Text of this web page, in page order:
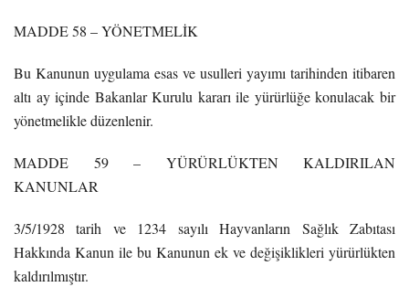
MADDE 58 – YÖNETMELİK
Bu Kanunun uygulama esas ve usulleri yayımı tarihinden itibaren
altı ay içinde Bakanlar Kurulu kararı ile yürürlüğe konulacak bir
yönetmelikle düzenlenir.
MADDE 59 – YÜRÜRLÜKTEN KALDIRILAN
KANUNLAR
3/5/1928 tarih ve 1234 sayılı Hayvanların Sağlık Zabıtası
Hakkında Kanun ile bu Kanunun ek ve değişiklikleri yürürlükten
kaldırılmıştır.